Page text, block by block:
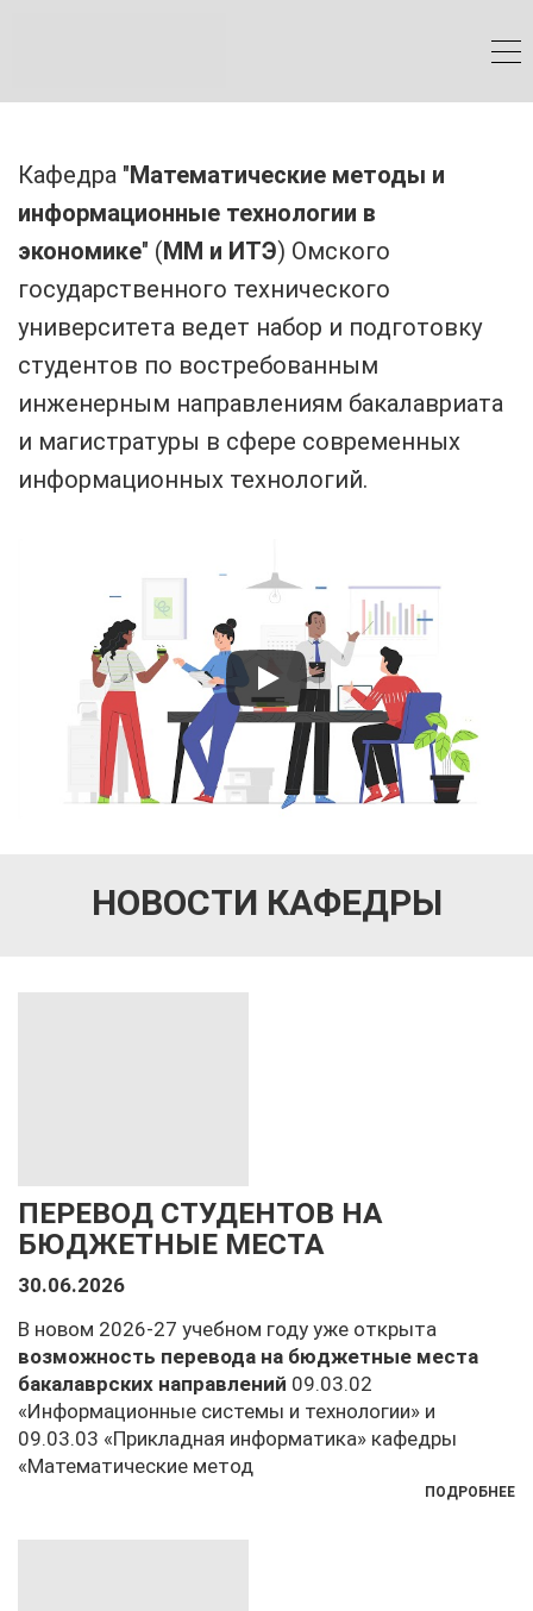
ИНФОРМАЦИОННЫЕ
ТЕХНОЛОГИИ В
ЭКОНОМИКЕ
Цифровые профессии
для креативных индустрий и
бизнеса
Кафедра "Математические методы и
информационные технологии в
экономике" (ММ и ИТЭ) Омского
государственного технического
университета ведет набор и подготовку
студентов по востребованным
инженерным направлениям бакалавриата
и магистратуры в сфере современных
информационных технологий.
НОВОСТИ КАФЕДРЫ
ПЕРЕВОД СТУДЕНТОВ НА
БЮДЖЕТНЫЕ МЕСТА
30.06.2026
В новом 2026-27 учебном году уже открыта
возможность перевода на бюджетные места
бакалаврских направлений 09.03.02
«Информационные системы и технологии» и
09.03.03 «Прикладная информатика» кафедры
«Математические метод
ПОДРОБНЕЕ